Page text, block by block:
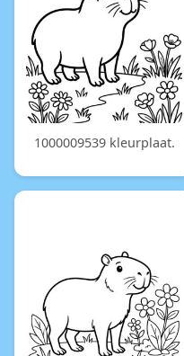
1000009539 kleurplaat.